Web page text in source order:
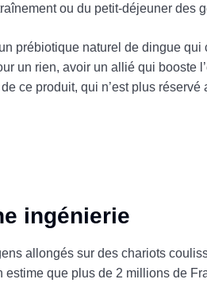
ou du petit-déjeuner des
prébiotique naturel de dingue
un rien, avoir un allié qui booste
ce produit, qui n’est plus réservé
ingénierie
allongés sur des chariots
estime que plus de 2 millions de